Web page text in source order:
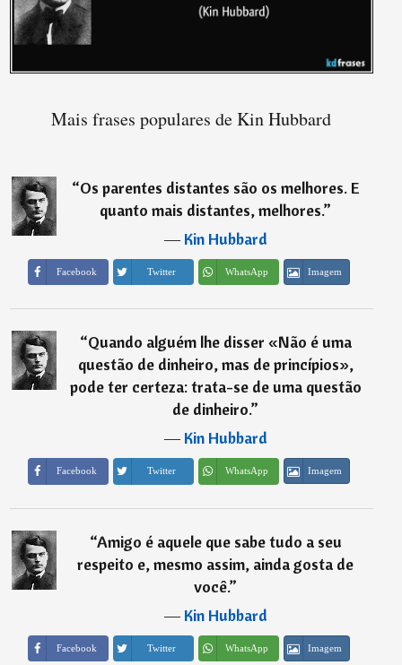
Mais frases populares de Kin Hubbard
“Os parentes distantes são os melhores. E
quanto mais distantes, melhores.”
―Kin Hubbard
Facebook Twitter WhatsApp Imagem
“Quando alguém lhe disser «Não é uma
questão de dinheiro, mas de princípios»,
pode ter certeza: trata-se de uma questão
de dinheiro.”
―Kin Hubbard
Facebook Twitter WhatsApp Imagem
“Amigo é aquele que sabe tudo a seu
respeito e, mesmo assim, ainda gosta de
você.”
―Kin Hubbard
Facebook Twitter WhatsApp Imagem